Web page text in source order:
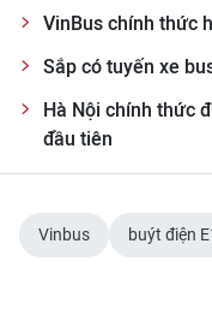
CÁC CHUYÊN TRANG
VỀ BÁO NHÂN DÂN
THỜI NAY
VinBus chính thức
Sắp có tuyến xe
Hà Nội chính thức
đầu tiên
Vinbus buýt điện